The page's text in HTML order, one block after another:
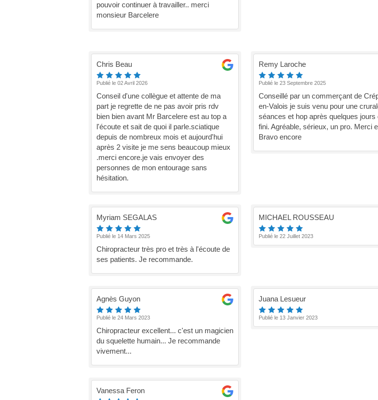
pouvoir continuer à travailler.. merci
monsieur Barcelere
Chris Beau
Publié le 02 Avril 2026
Conseil d'une collègue et attente de ma
part je regrette de ne pas avoir pris rdv
bien bien avant Mr Barcelere est au top a
l'écoute et sait de quoi il parle.sciatique
depuis de nombreux mois et aujourd'hui
après 2 visite je me sens beaucoup mieux
.merci encore.je vais envoyer des
personnes de mon entourage sans
hésitation.
Remy Laroche
Publié le 23 Septembre 2025
Conseillé par un commerçant de
en-Valois je suis venu pour une
séances et hop après quelques jours
fini. Agréable, sérieux, un pro. Merci
Bravo encore
Myriam SEGALAS
Publié le 14 Mars 2025
Chiropracteur très pro et très à l'écoute de
ses patients. Je recommande.
MICHAEL ROUSSEAU
Publié le 22 Juillet 2023
Agnès Guyon
Publié le 24 Mars 2023
Chiropracteur excellent... c'est un magicien
du squelette humain... Je recommande
vivement...
Juana Lesueur
Publié le 13 Janvier 2023
Vanessa Feron